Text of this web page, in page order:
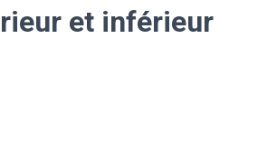
et inférieur